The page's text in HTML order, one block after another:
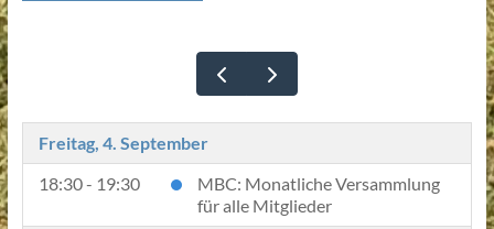
Freitag, 4. September
18:30 - 19:30
MBC: Monatliche Versammlung
für alle Mitglieder